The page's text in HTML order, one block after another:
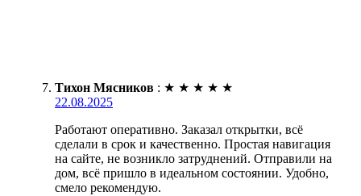
Тихон Мясников : ★ ★ ★ ★ ★
22.08.2025
Работают оперативно. Заказал открытки, всё
сделали в срок и качественно. Простая навигация
на сайте, не возникло затруднений. Отправили на
дом, всё пришло в идеальном состоянии. Удобно,
смело рекомендую.